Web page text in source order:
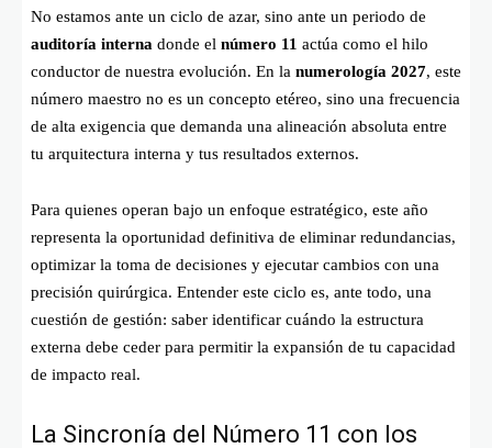
No estamos ante un ciclo de azar, sino ante un periodo de
auditoría interna donde el número 11 actúa como el hilo
conductor de nuestra evolución. En la numerología 2027, este
número maestro no es un concepto etéreo, sino una frecuencia
de alta exigencia que demanda una alineación absoluta entre
tu arquitectura interna y tus resultados externos.
Para quienes operan bajo un enfoque estratégico, este año
representa la oportunidad definitiva de eliminar redundancias,
optimizar la toma de decisiones y ejecutar cambios con una
precisión quirúrgica. Entender este ciclo es, ante todo, una
cuestión de gestión: saber identificar cuándo la estructura
externa debe ceder para permitir la expansión de tu capacidad
de impacto real.
La Sincronía del Número 11 con los